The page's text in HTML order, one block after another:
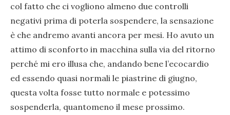
col fatto che ci vogliono almeno due controlli
negativi prima di poterla sospendere, la sensazione
è che andremo avanti ancora per mesi. Ho avuto un
attimo di sconforto in macchina sulla via del ritorno
perché mi ero illusa che, andando bene l’ecocardio
ed essendo quasi normali le piastrine di giugno,
questa volta fosse tutto normale e potessimo
sospenderla, quantomeno il mese prossimo.